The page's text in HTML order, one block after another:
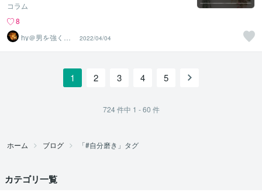
コラム
8
hy＠男を強くす
る者
2022/04/04
1 2 3 4 5
724件中 1 - 60 件
ホーム ブログ 「#自分磨き」タグ
カテゴリ一覧